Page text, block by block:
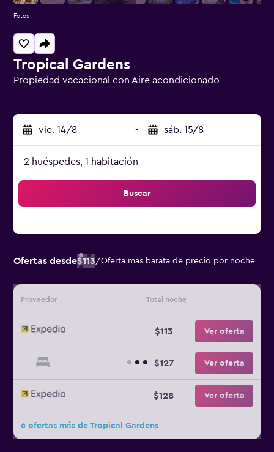
Tropical Gardens
Propiedad vacacional con Aire acondicionado
vie. 14/8 - sáb. 15/8
2 huéspedes, 1 habitación
Buscar
Ofertas desde$113/Oferta más barata de precio por noche
Proveedor Total noche
$113 Ver oferta
$127 Ver oferta
$128 Ver oferta
6 ofertas más de Tropical Gardens
Fotos